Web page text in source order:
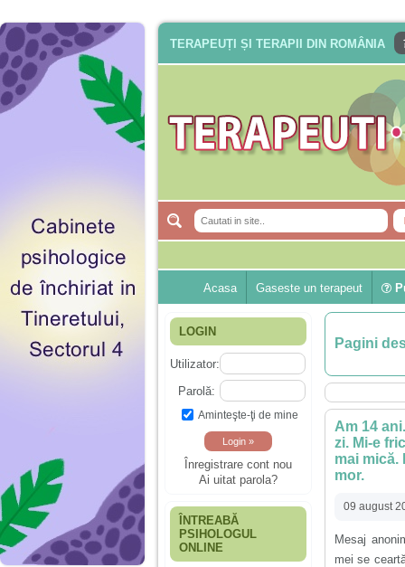
TERAPEUȚI ȘI TERAPII DIN ROMÂNIA
Acasa Gaseste un terapeut
LOGIN
Utilizator:
Parolă:
Aminteşte-ţi de mine
Înregistrare cont nou
Ai uitat parola?
ÎNTREABĂ
PSIHOLOGUL
ONLINE
Pagini
Am 14
zi. Mi-e
mai mică.
mor.
09 august
Mesaj
mei se